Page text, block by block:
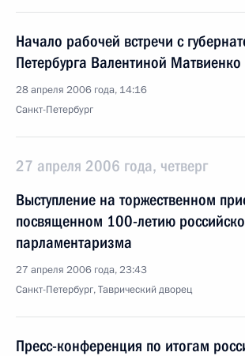
Начало рабочей встречи с
Петербурга Валентиной Матвиенко
28 апреля 2006 года, 14:16
Санкт-Петербург
27 апреля 2006 года, четверг
Выступление на торжественном
посвященном 100-летию
парламентаризма
27 апреля 2006 года, 23:43
Санкт-Петербург, Таврический дворец
Пресс-конференция по итогам